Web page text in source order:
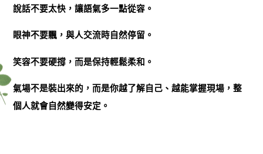
說話不要太快，讓語氣多一點從容。
眼神不要飄，與人交流時自然停留。
笑容不要硬撐，而是保持輕鬆柔和。
氣場不是裝出來的，而是你越了解自己、越能掌握現場，整
個人就會自然變得安定。